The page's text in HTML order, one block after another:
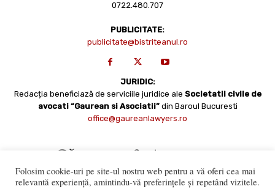
0722.480.707
PUBLICITATE:
publicitate@bistriteanul.ro
JURIDIC:
Redacția beneficiază de serviciile juridice ale Societatii civile de
avocati “Gaurean si Asociatii” din Baroul Bucuresti
office@gaureanlawyers.ro
Folosim cookie-uri pe site-ul nostru web pentru a vă oferi cea mai
relevantă experiență, amintindu-vă preferințele și repetând vizitele.